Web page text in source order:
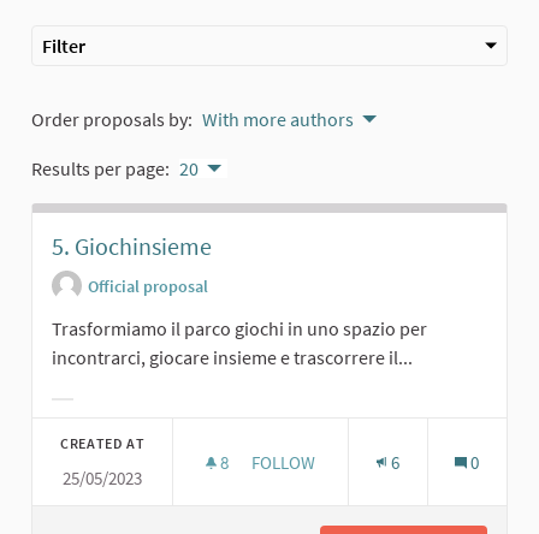
Filter
Order proposals by: With more authors
Results per page: 20
5. Giochinsieme
Official proposal
Trasformiamo il parco giochi in uno spazio per
incontrarci, giocare insieme e trascorrere il...
CREATED AT
25/05/2023
8 8 FOLLOWERS
FOLLOW 6 0